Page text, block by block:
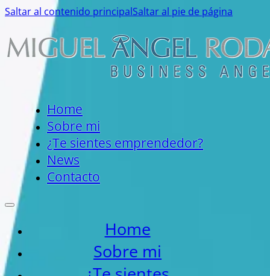
Saltar al contenido principalSaltar al pie de página
Home
Sobre mi
¿Te sientes emprendedor?
News
Contacto
Home
Sobre mi